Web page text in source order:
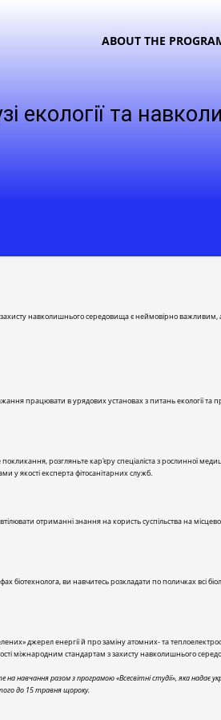
ABOUT THE
навколишнього середовища є неймовірно важливим,
працювати в урядових установах з питань екології та
розгляньте кар'єру спеціаліста з рослинної
у якості експерта фітосанітарних служб.
отриманні знання на користь суспільства на
біотехнолога, ви навчитесь розкладати по поличках всі
джерел енергії й про заміну атомних- та
міжнародним стандартам з захисту навколишнього
разом з програмою «Всесвітні студії», яка надає
до 15 травня щороку.
екології та